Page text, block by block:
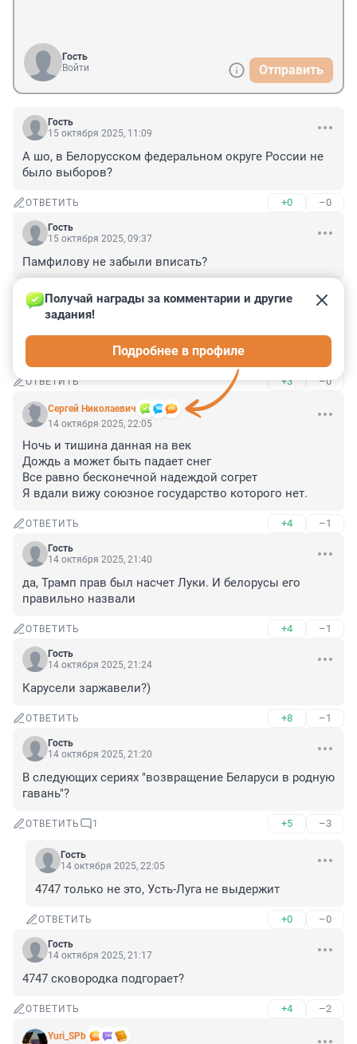
Гость
Войти
Отправить
Гость
15 октября 2025, 11:09
А шо, в Белорусском федеральном округе России не
было выборов?
ОТВЕТИТЬ +0 –0
Гость
15 октября 2025, 09:37
Памфилову не забыли вписать?
ОТВЕТИТЬ –0
Гость
Только те, кто проживают? Я думала, все россияне.
ОТВЕТИТЬ +3 –0
Cepгeй Николаевич
Получай награды за комментарии и другие
задания!
Подробнее в профиле
14 октября 2025, 22:05
Ночь и тишина данная на век
Дождь а может быть падает снег
Все равно бесконечной надеждой согрет
Я вдали вижу союзное государство которого нет.
ОТВЕТИТЬ +4 –1
Гость
14 октября 2025, 21:40
да, Трамп прав был насчет Луки. И белорусы его
правильно назвали
ОТВЕТИТЬ +4 –1
Гость
14 октября 2025, 21:24
Карусели заржавели?)
ОТВЕТИТЬ +8 –1
Гость
14 октября 2025, 21:20
В следующих сериях "возвращение Беларуси в родную
гавань"?
ОТВЕТИТЬ 1 +5 –3
Гость
14 октября 2025, 22:05
4747 только не это, Усть-Луга не выдержит
ОТВЕТИТЬ +0 –0
Гость
14 октября 2025, 21:17
4747 сковородка подгорает?
ОТВЕТИТЬ +4 –2
Yuri_SPb